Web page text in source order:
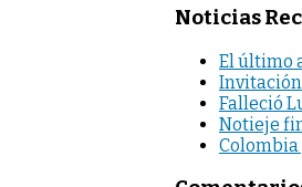
Noticias
El último
Falleció
Notieje